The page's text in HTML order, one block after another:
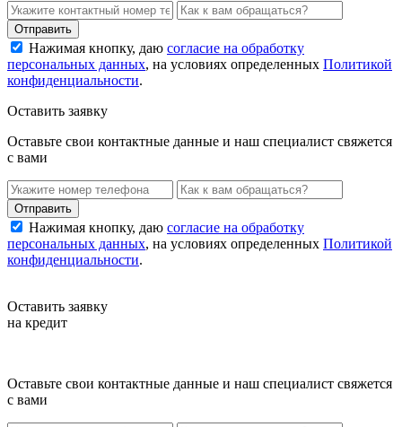
Нажимая кнопку, даю согласие на обработку
персональных данных, на условиях определенных Политикой
конфиденциальности.
Оставить заявку
Оставьте свои контактные данные и наш специалист свяжется
с вами
Нажимая кнопку, даю согласие на обработку
персональных данных, на условиях определенных Политикой
конфиденциальности.
Оставить заявку
на кредит
Оставьте свои контактные данные и наш специалист свяжется
с вами